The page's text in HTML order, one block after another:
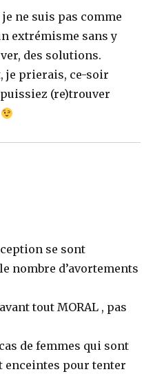
ne suis pas comme
extrémisme sans y
des solutions.
je prierais, ce-soir
(re)trouver
se sont
nombre d’avortements
tout MORAL , pas
de femmes qui sont
enceintes pour tenter